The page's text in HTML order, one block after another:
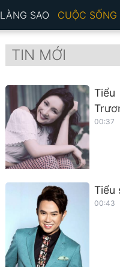
LÀNG SAO CUỘC
TIN MỚI
00:37
Tiểu
00:43